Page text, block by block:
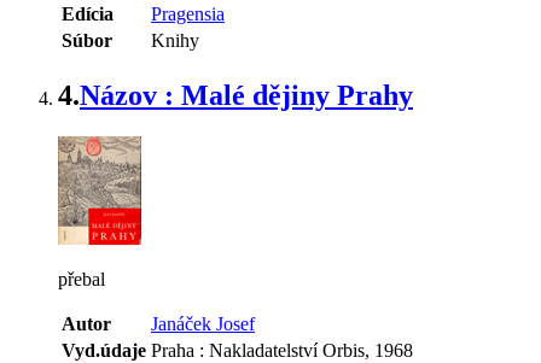
Edícia
Pragensia
Súbor
Knihy
4.Názov : Malé dějiny Prahy
přebal
Autor
Janáček Josef
Vyd.údaje Praha : Nakladatelství Orbis, 1968